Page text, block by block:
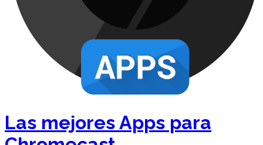
Las mejores Apps para